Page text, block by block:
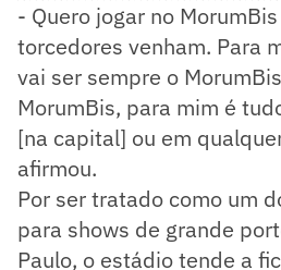
- Quero jogar no
torcedores venham. Para
vai ser sempre o
MorumBis, para mim é
[na capital] ou em
afirmou.
Por ser tratado como um
para shows de grande
Paulo, o estádio tende a